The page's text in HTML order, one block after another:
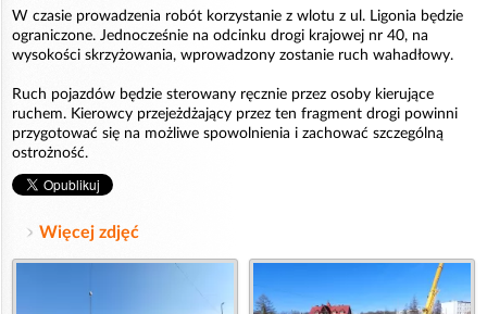
W czasie prowadzenia robót korzystanie z wlotu z ul. Ligonia będzie
ograniczone. Jednocześnie na odcinku drogi krajowej nr 40, na
wysokości skrzyżowania, wprowadzony zostanie ruch wahadłowy.
Ruch pojazdów będzie sterowany ręcznie przez osoby kierujące
ruchem. Kierowcy przejeżdżający przez ten fragment drogi powinni
przygotować się na możliwe spowolnienia i zachować szczególną
ostrożność.
Więcej zdjęć